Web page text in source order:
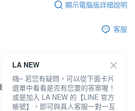
顯示電腦版詳細說明
客服
好物 優質家電(3C/視聽/廚電)
【5點】點點金兌換專區
LA NEW
嗨~ 若您有疑問，可以從下面卡片
選單中看看是否有您要的答案喔！
或是加入 LA NEW 的【LINE 官方
帳號】，即可與真人客服一對一互